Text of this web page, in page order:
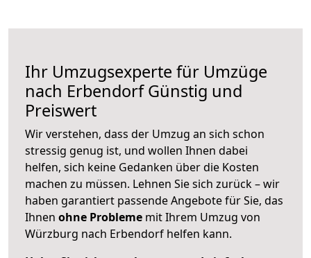
Ihr Umzugsexperte für Umzüge
nach ErbendorfGünstig und
Preiswert
Wir verstehen, dass der Umzug an sich schon
stressig genug ist, und wollen Ihnen dabei
helfen, sich keine Gedanken über die Kosten
machen zu müssen. Lehnen Sie sich zurück – wir
haben garantiert passende Angebote für Sie, das
Ihnen ohne Probleme mit Ihrem Umzug von
Würzburg nach Erbendorf helfen kann.